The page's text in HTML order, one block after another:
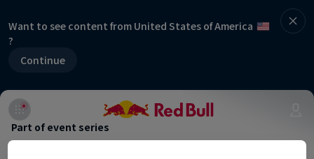
Want to see content from United States of America
?
Continue
Part of event series